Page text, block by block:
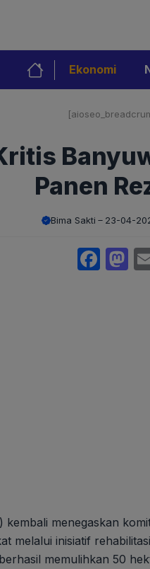
Ekonomi
Panen
Bima Sakti 23-04-
menegaskan
melalui inisiatif
memulihkan 50